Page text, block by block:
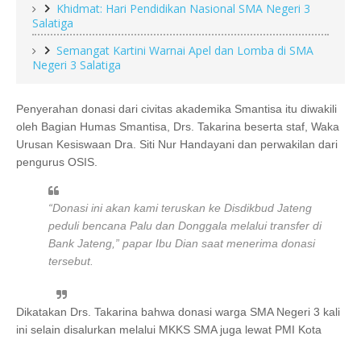
Khidmat: Hari Pendidikan Nasional SMA Negeri 3
Salatiga
Semangat Kartini Warnai Apel dan Lomba di SMA
Negeri 3 Salatiga
Penyerahan donasi dari civitas akademika Smantisa itu diwakili
oleh Bagian Humas Smantisa, Drs. Takarina beserta staf, Waka
Urusan Kesiswaan Dra. Siti Nur Handayani dan perwakilan dari
pengurus OSIS.
“Donasi ini akan kami teruskan ke Disdikbud Jateng
peduli bencana Palu dan Donggala melalui transfer di
Bank Jateng,” papar Ibu Dian saat menerima donasi
tersebut.
Dikatakan Drs. Takarina bahwa donasi warga SMA Negeri 3 kali
ini selain disalurkan melalui MKKS SMA juga lewat PMI Kota